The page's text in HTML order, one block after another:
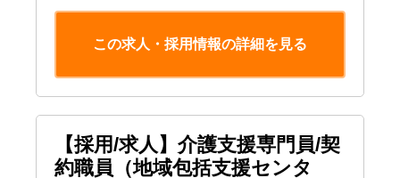
この求人・採用情報の詳細を見る
【採用/求人】介護支援専門員/契
約職員（地域包括支援センタ